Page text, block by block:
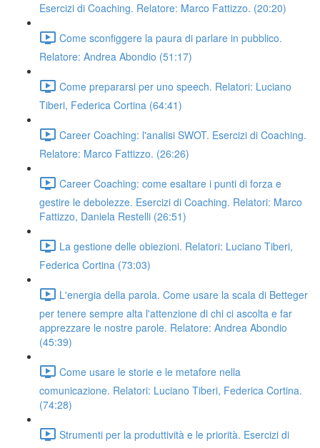
Esercizi di Coaching. Relatore: Marco Fattizzo. (20:20)
Come sconfiggere la paura di parlare in pubblico.
Relatore: Andrea Abondio (51:17)
Come prepararsi per uno speech. Relatori: Luciano
Tiberi, Federica Cortina (64:41)
Career Coaching: l'analisi SWOT. Esercizi di Coaching.
Relatore: Marco Fattizzo. (26:26)
Career Coaching: come esaltare i punti di forza e
gestire le debolezze. Esercizi di Coaching. Relatori: Marco
Fattizzo, Daniela Restelli (26:51)
La gestione delle obiezioni. Relatori: Luciano Tiberi,
Federica Cortina (73:03)
L'energia della parola. Come usare la scala di Betteger
per tenere sempre alta l'attenzione di chi ci ascolta e far
apprezzare le nostre parole. Relatore: Andrea Abondio
(45:39)
Come usare le storie e le metafore nella
comunicazione. Relatori: Luciano Tiberi, Federica Cortina.
(74:28)
Strumenti per la produttività e le priorità. Esercizi di